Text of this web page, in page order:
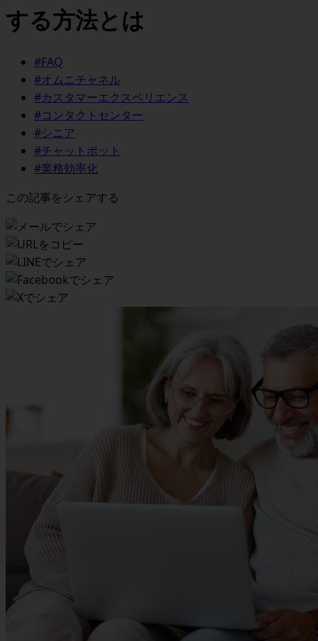
する方法とは
#FAQ
#オムニチャネル
#カスタマーエクスペリエンス
#コンタクトセンター
#シニア
#チャットボット
#業務効率化
この記事をシェアする